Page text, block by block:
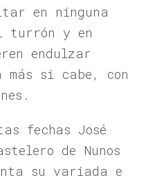
en ninguna
turrón y en
endulzar
si cabe, con
fechas José
de Nunos
su variada e